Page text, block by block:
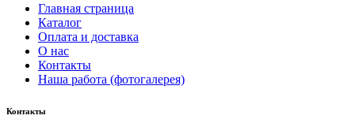
Главная страница
Каталог
Оплата и доставка
О нас
Контакты
Наша работа (фотогалерея)
Контакты